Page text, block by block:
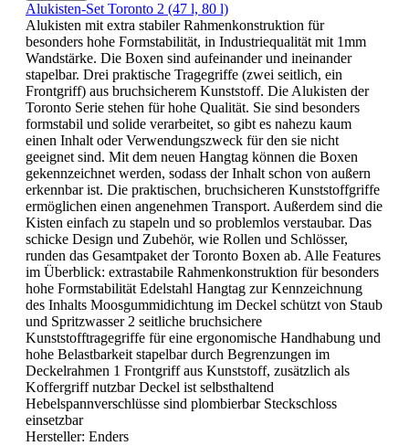
Alukisten-Set Toronto 2 (47 l, 80 l)
Alukisten mit extra stabiler Rahmenkonstruktion für
besonders hohe Formstabilität, in Industriequalität mit 1mm
Wandstärke. Die Boxen sind aufeinander und ineinander
stapelbar. Drei praktische Tragegriffe (zwei seitlich, ein
Frontgriff) aus bruchsicherem Kunststoff. Die Alukisten der
Toronto Serie stehen für hohe Qualität. Sie sind besonders
formstabil und solide verarbeitet, so gibt es nahezu kaum
einen Inhalt oder Verwendungszweck für den sie nicht
geeignet sind. Mit dem neuen Hangtag können die Boxen
gekennzeichnet werden, sodass der Inhalt schon von außern
erkennbar ist. Die praktischen, bruchsicheren Kunststoffgriffe
ermöglichen einen angenehmen Transport. Außerdem sind die
Kisten einfach zu stapeln und so problemlos verstaubar. Das
schicke Design und Zubehör, wie Rollen und Schlösser,
runden das Gesamtpaket der Toronto Boxen ab. Alle Features
im Überblick: extrastabile Rahmenkonstruktion für besonders
hohe Formstabilität Edelstahl Hangtag zur Kennzeichnung
des Inhalts Moosgummidichtung im Deckel schützt von Staub
und Spritzwasser 2 seitliche bruchsichere
Kunststofftragegriffe für eine ergonomische Handhabung und
hohe Belastbarkeit stapelbar durch Begrenzungen im
Deckelrahmen 1 Frontgriff aus Kunststoff, zusätzlich als
Koffergriff nutzbar Deckel ist selbsthaltend
Hebelspannverschlüsse sind plombierbar Steckschloss
einsetzbar
Hersteller: Enders